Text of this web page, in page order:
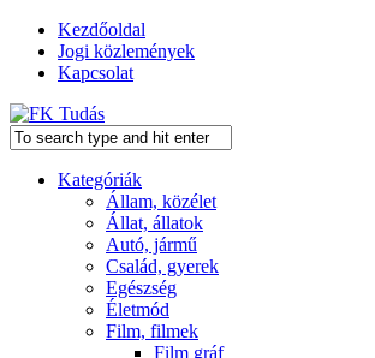
Kezdőoldal
Jogi közlemények
Kapcsolat
Kategóriák
Állam, közélet
Állat, állatok
Autó, jármű
Család, gyerek
Egészség
Életmód
Film, filmek
Film gráf